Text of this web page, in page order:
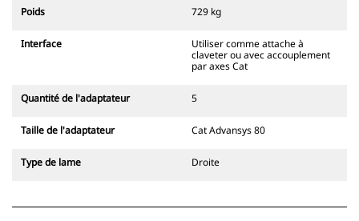
champ de vision du conducteur.
axes Cat sont compatibles avec les
pelles hydrauliques à chaînes 311-
Des attaches à largeur de
disponibles.
le système d'attache spéciale CW
CW sont dotées d'un système de
Poids 729 kg
Interface
Utiliser comme attache à
claveter ou avec accouplement
par axes Cat
Quantité de l'adaptateur 5
Taille de l'adaptateur Cat Advansys 80
Type de lame Droite